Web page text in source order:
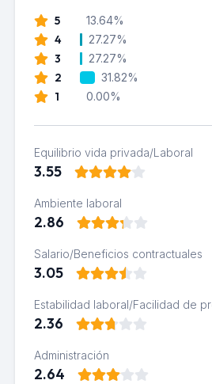
5 13.64%
4 27.27%
3 27.27%
2 31.82%
1 0.00%
Equilibrio vida privada/Laboral
3.55
Ambiente laboral
2.86
Salario/Beneficios contractuales
3.05
Estabilidad laboral/Facilidad de
2.36
Administración
2.64